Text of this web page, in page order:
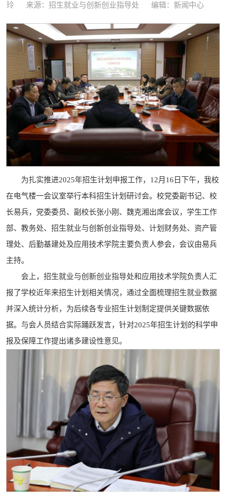
玲
来源：招生就业与创新创业指导处 编辑：新闻中心
为扎实推进2025年招生计划申报工作，12月16日下午，我校
在电气楼一会议室举行本科招生计划研讨会。校党委副书记、校
长易兵，党委委员、副校长张小刚、魏克湘出席会议，学生工作
部、教务处、招生就业与创新创业指导处、计划财务处、资产管
理处、后勤基建处及应用技术学院主要负责人参会，会议由易兵
主持。
会上，招生就业与创新创业指导处和应用技术学院负责人汇
报了学校近年来招生计划相关情况，通过全面梳理招生就业数据
并深入统计分析，为后续各专业招生计划制定提供关键数据依
据。与会人员结合实际踊跃发言，针对2025年招生计划的科学申
报及保障工作提出诸多建设性意见。